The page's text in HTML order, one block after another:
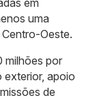
em
uma
Oeste.
milhões por
exterior, apoio
de